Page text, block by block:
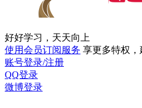
好好学习，天天向上
使用会员订阅服务 享更多特权
账号登录/注册
QQ登录
微博登录